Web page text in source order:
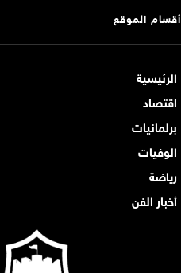
أقسام الموقع
الرئيسية
اقتصاد
برلمانيات
الوفيات
رياضة
أخبار الفن